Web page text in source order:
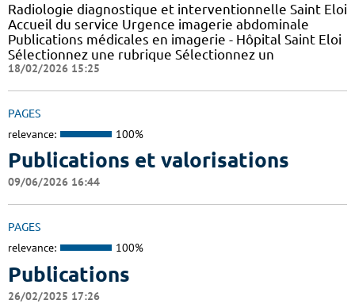
Radiologie diagnostique et interventionnelle Saint Eloi
Accueil du service Urgence imagerie abdominale
Publications médicales en imagerie - Hôpital Saint Eloi
Sélectionnez une rubrique Sélectionnez un
18/02/2026 15:25
PAGES
relevance: 100%
Publications et valorisations
09/06/2026 16:44
PAGES
relevance: 100%
Publications
26/02/2025 17:26